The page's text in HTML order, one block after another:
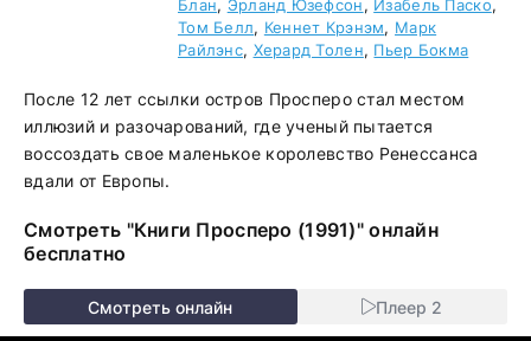
Блан, Эрланд Юзефсон, Изабель Паско,
Том Белл, Кеннет Крэнэм, Марк
Райлэнс, Херард Толен, Пьер Бокма
После 12 лет ссылки остров Просперо стал местом
иллюзий и разочарований, где ученый пытается
воссоздать свое маленькое королевство Ренессанса
вдали от Европы.
Смотреть "Книги Просперо (1991)" онлайн
бесплатно
Смотреть онлайн Плеер 2